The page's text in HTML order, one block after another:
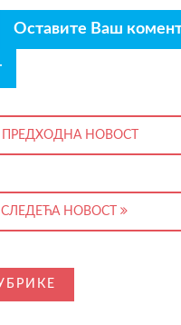
Оставите Ваш
НОВОСТ
СЛЕДЕЋА НОВОСТ